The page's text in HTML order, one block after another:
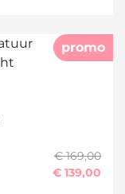
promo
€ 169,00
€ 139,00